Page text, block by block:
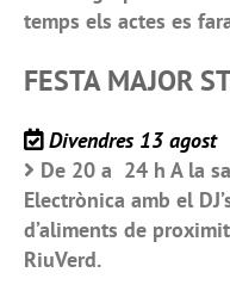
temps els actes es
FESTA MAJOR
Divendres 13 agost
De 20 a 24 h A la
Electrònica amb el
d’aliments de
RiuVerd.